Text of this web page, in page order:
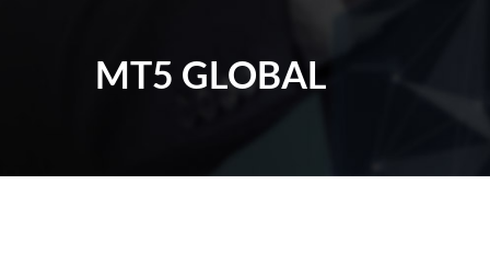
MT5 GLOBAL